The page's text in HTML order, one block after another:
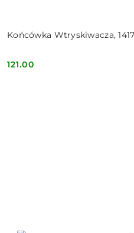
Końcówka Wtryskiwacza,
Cena:
121.00